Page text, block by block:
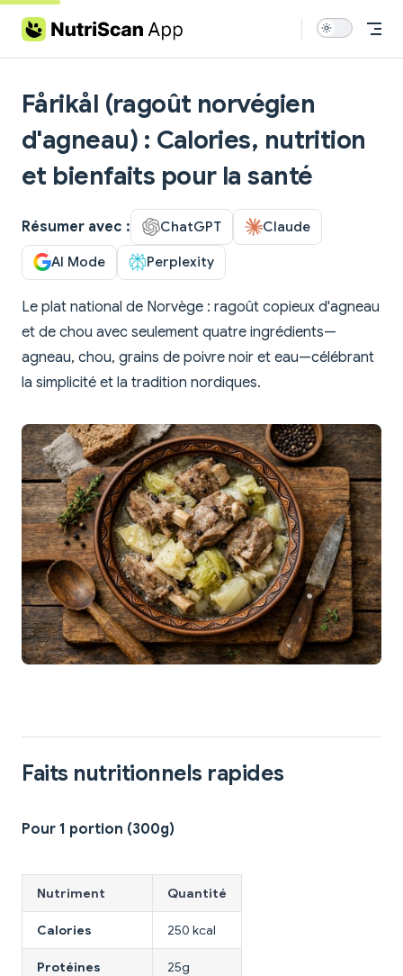
Skip to content
Fårikål (ragoût norvégien
d'agneau) : Calories, nutrition
et bienfaits pour la santé
Résumer avec : ChatGPT Claude
AI Mode Perplexity
Le plat national de Norvège : ragoût copieux d'agneau
et de chou avec seulement quatre ingrédients—
agneau, chou, grains de poivre noir et eau—célébrant
la simplicité et la tradition nordiques.
Faits nutritionnels rapides
Pour 1 portion (300g)
Nutriment Quantité
Calories 250 kcal
Protéines 25g